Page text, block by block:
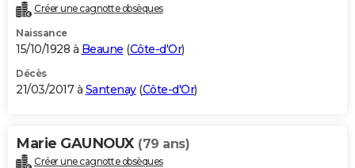
Dictionnaire
Biographies
Citations
Expressions
Proverbes
PROGRAMME TV
S'inscrire
Se connecter
Lycées
Collèges
Primaires
Universités
Entreprises
Service militaire
Avis de recherche
AVIS DE DÉCÈS
Bricolage
Lifestyle
Culture
Sport
Auto
Television
Voyage
Cinema
Créer une cagnotte obsèques
Naissance
15/10/1928 à Beaune (Côte-d'Or)
Décès
21/03/2017 à Santenay(Côte-d'Or)
Marie GAUNOUX (79 ans)
Créer une cagnotte obsèques